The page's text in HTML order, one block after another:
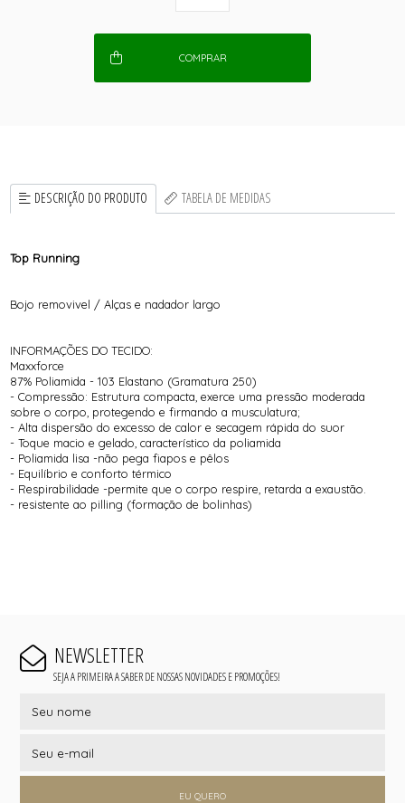
COMPRAR
DESCRIÇÃO DO PRODUTO TABELA DE MEDIDAS
Top Running
Bojo removivel / Alças e nadador largo
INFORMAÇÕES DO TECIDO:
Maxxforce
87% Poliamida - 103 Elastano (Gramatura 250)
- Compressão: Estrutura compacta, exerce uma pressão moderada
sobre o corpo, protegendo e firmando a musculatura;
- Alta dispersão do excesso de calor e secagem rápida do suor
- Toque macio e gelado, característico da poliamida
- Poliamida lisa -não pega fiapos e pêlos
- Equilíbrio e conforto térmico
- Respirabilidade -permite que o corpo respire, retarda a exaustão.
- resistente ao pilling (formação de bolinhas)
NEWSLETTER
SEJA A PRIMEIRA A SABER DE NOSSAS NOVIDADES E PROMOÇÕES!
EU QUERO